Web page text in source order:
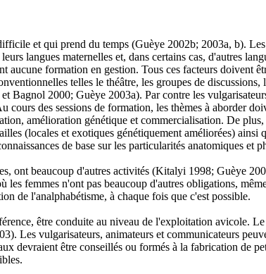
et qui prend du temps (Guèye 2002b; 2003a, b).
langues maternelles et, dans certains cas, d'autres
aucune formation en gestion. Tous ces facteurs doivent
telles le théâtre, les groupes de
Bagnol 2000; Guèye 2003a). Par contre les
cours des sessions de formation, les thèmes à aborder
amélioration génétique et commercialisation. De
(locales et exotiques génétiquement améliorées)
de base sur les particularités anatomiques et
ont beaucoup d'autres activités (Kitalyi 1998; Guèye
les femmes n'ont pas beaucoup d'autres obligations,
de l'analphabétisme, à chaque fois que c'est possible.
être conduite au niveau de l'exploitation avicole.
Les vulgarisateurs, animateurs et communicateurs
devraient être conseillés ou formés à la fabrication de